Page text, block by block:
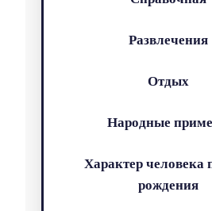
Развлечения
Отдых
Народные
Характер человека
рождения